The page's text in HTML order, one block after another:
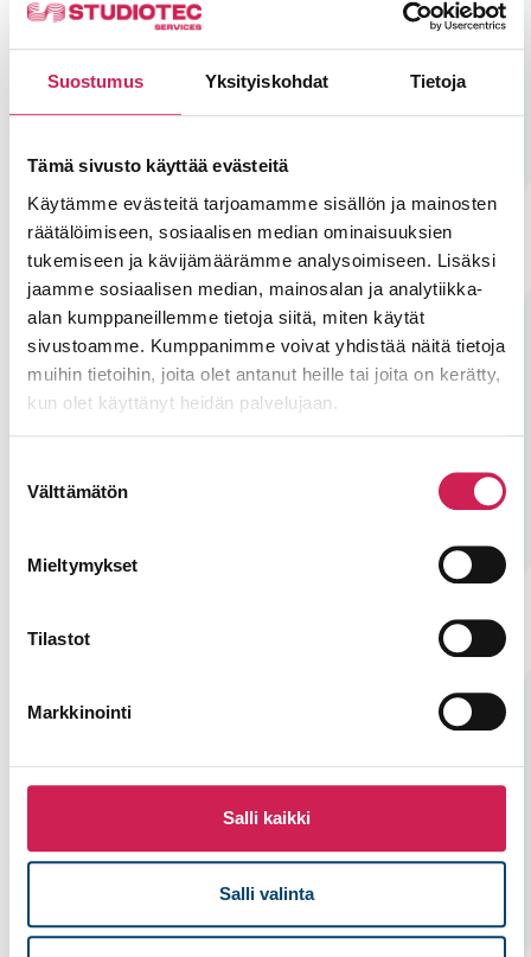
Suostumus Yksityiskohdat Tietoja
Tämä sivusto käyttää evästeitä
Käytämme evästeitä tarjoamamme sisällön ja mainosten
räätälöimiseen, sosiaalisen median ominaisuuksien
tukemiseen ja kävijämäärämme analysoimiseen. Lisäksi
jaamme sosiaalisen median, mainosalan ja analytiikka-
alan kumppaneillemme tietoja siitä, miten käytät
sivustoamme. Kumppanimme voivat yhdistää näitä tietoja
muihin tietoihin, joita olet antanut heille tai joita on kerätty,
kun olet käyttänyt heidän palvelujaan.
valinta
Välttämätön
Mieltymykset
Tilastot
Markkinointi
Salli kaikki
Salli valinta
Blogi: Tekoäly muuttaa AV-alaa,
mutta ei niin kuin moni ajattelee
korvaamalla ihmistä. Sen todellinen vaikutus